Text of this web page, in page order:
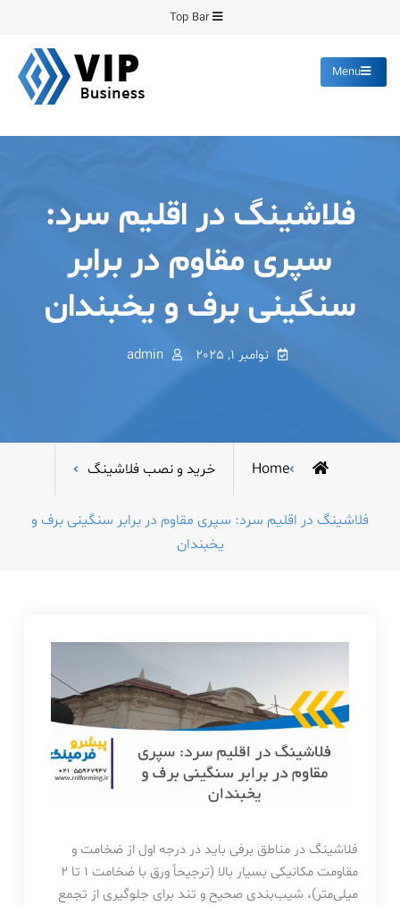
content
Top Bar
Menu
فلاشینگ در اقلیم سرد:
سپری مقاوم در برابر
سنگینی برف و یخبندان
نوامبر 1, 2025 admin
Home خرید و نصب فلاشینگ
فلاشینگ در اقلیم سرد: سپری مقاوم در برابر سنگینی برف و
یخبندان
فلاشینگ در مناطق برفی باید در درجه اول از ضخامت و
مقاومت مکانیکی بسیار بالا (ترجیحاً ورق با ضخامت ۱ تا ۲
میلی‌متر)، شیب‌بندی صحیح و تند برای جلوگیری از تجمع